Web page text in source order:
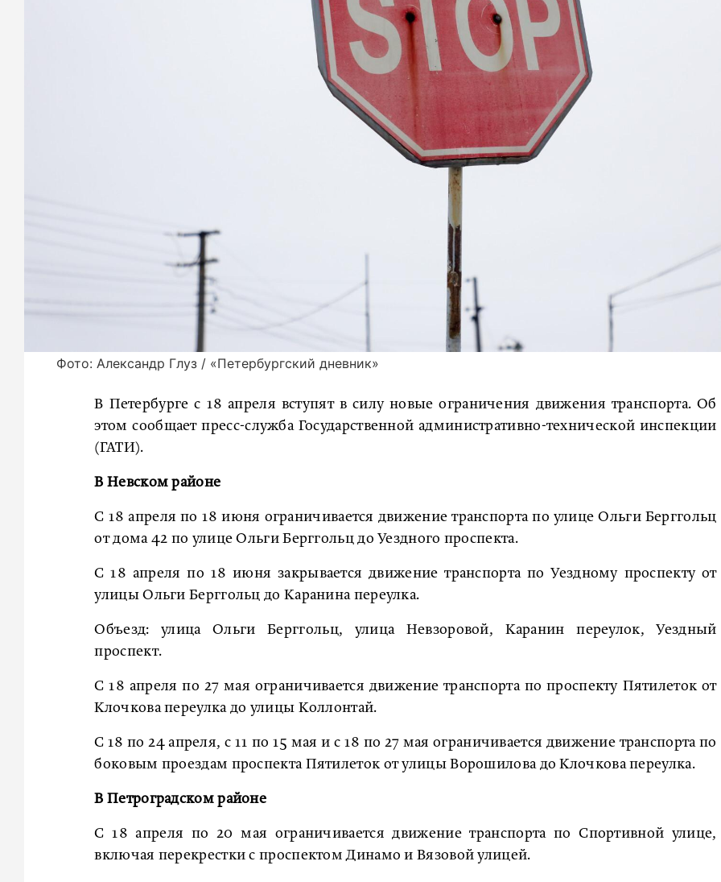
Фото: Александр Глуз / «Петербургский дневник»
В Петербурге с 18 апреля вступят в силу новые ограничения движения транспорта. Об
этом сообщает пресс-служба Государственной административно-технической инспекции
(ГАТИ).
В Невском районе
С 18 апреля по 18 июня ограничивается движение транспорта по улице Ольги Берггольц
от дома 42 по улице Ольги Берггольц до Уездного проспекта.
С 18 апреля по 18 июня закрывается движение транспорта по Уездному проспекту от
улицы Ольги Берггольц до Каранина переулка.
Объезд: улица Ольги Берггольц, улица Невзоровой, Каранин переулок, Уездный
проспект.
С 18 апреля по 27 мая ограничивается движение транспорта по проспекту Пятилеток от
Клочкова переулка до улицы Коллонтай.
С 18 по 24 апреля, с 11 по 15 мая и с 18 по 27 мая ограничивается движение транспорта по
боковым проездам проспекта Пятилеток от улицы Ворошилова до Клочкова переулка.
В Петроградском районе
С 18 апреля по 20 мая ограничивается движение транспорта по Спортивной улице,
включая перекрестки с проспектом Динамо и Вязовой улицей.